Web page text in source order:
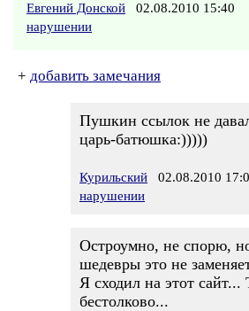
Евгений Донской 02.08.2010 15:40
нарушении
+ добавить замечания
Пушкин ссылок не
царь-батюшка:)))))
Курильский 02.08.2010
нарушении
Остроумно, не спорю,
шедевры это не
Я сходил на этот сайт...
бестолково...